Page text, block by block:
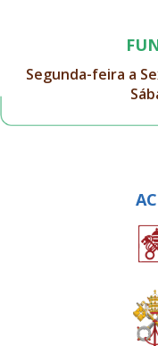
Segunda-feira a